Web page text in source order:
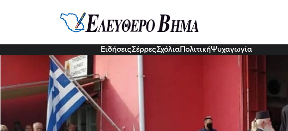
ΕιδήσειςΣέρρεςΣχόλια ΠολιτικήΨυχαγωγία
Έγινε τρισάγιο στην μνήμη του
Έδωσε τη ζωή του θυσία στο βωμό του
eVima Serres Team29 Σεπ 2022, 03:34